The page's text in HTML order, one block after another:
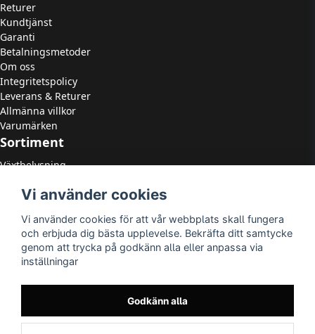
Returer
Kundtjänst
Garanti
Betalningsmetoder
Om oss
Integritetspolicy
Leverans & Returer
Allmänna villkor
Varumärken
Sortiment
Växtbelysning
LED Paneler
LED Downlights
LED Takarmaturer
Tillbehör
OUTLED
LED-lister
Inomhusbelysning
Vi använder cookies
Vi använder cookies för att vår webbplats skall fungera
och erbjuda dig bästa upplevelse. Bekräfta ditt samtycke
genom att trycka på godkänn alla eller anpassa via
inställningar
Godkänn alla